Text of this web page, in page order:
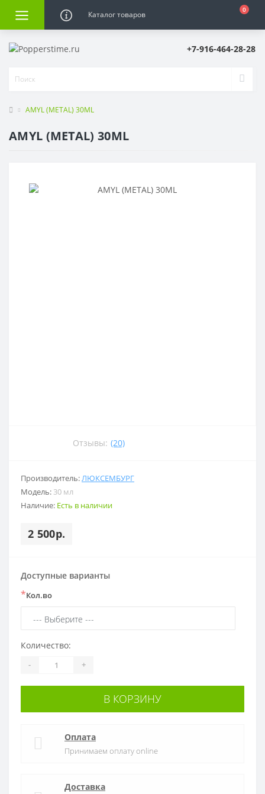
Каталог товаров 0
+7-916-464-28-28
AMYL (METAL) 30ML
AMYL (METAL) 30ML
Отзывы: (20)
Производитель:ЛЮКСЕМБУРГ
Модель: 30 мл
Наличие: Есть в наличии
2 500р.
Доступные варианты
*Кол.во
Количество:
- +
В КОРЗИНУ
Оплата
Принимаем оплату online
Доставка